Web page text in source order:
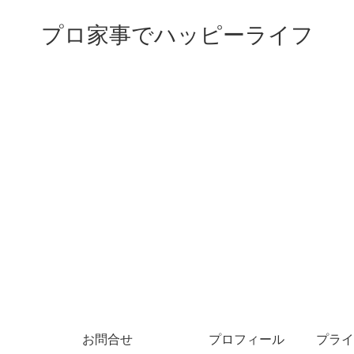
プロ家事でハッピーライフ
お問合せ プロフィール